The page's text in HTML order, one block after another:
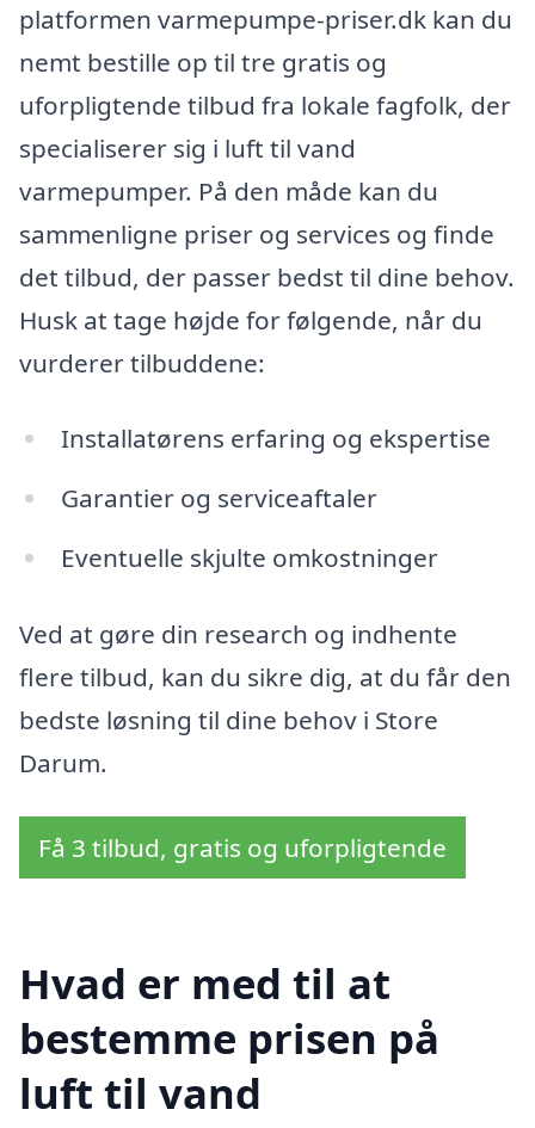
platformen varmepumpe-priser.dk kan du
nemt bestille op til tre gratis og
uforpligtende tilbud fra lokale fagfolk, der
specialiserer sig i luft til vand
varmepumper. På den måde kan du
sammenligne priser og services og finde
det tilbud, der passer bedst til dine behov.
Husk at tage højde for følgende, når du
vurderer tilbuddene:
Installatørens erfaring og ekspertise
Garantier og serviceaftaler
Eventuelle skjulte omkostninger
Ved at gøre din research og indhente
flere tilbud, kan du sikre dig, at du får den
bedste løsning til dine behov i Store
Darum.
Få 3 tilbud, gratis og uforpligtende
Hvad er med til at
bestemme prisen på
luft til vand